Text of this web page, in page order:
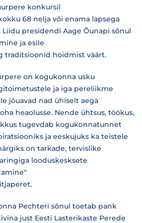
konkursil
68 nelja või enama lapsega
Liidu presidendi Aage Õunapi sõnul
ja esile
traditsioonid hoidmist väärt.
on kogukonna usku
ja iga pereliikme
jõuavad nad ühiselt aega
heaolusse. Nende ühtsus, töökus,
tugevdab kogukonnatunnet
ja eeskujuks ka teistele
on tarkade, tervislike
looduskesksete
Pechteri sõnul toetab pank
just Eesti Lasterikaste Perede